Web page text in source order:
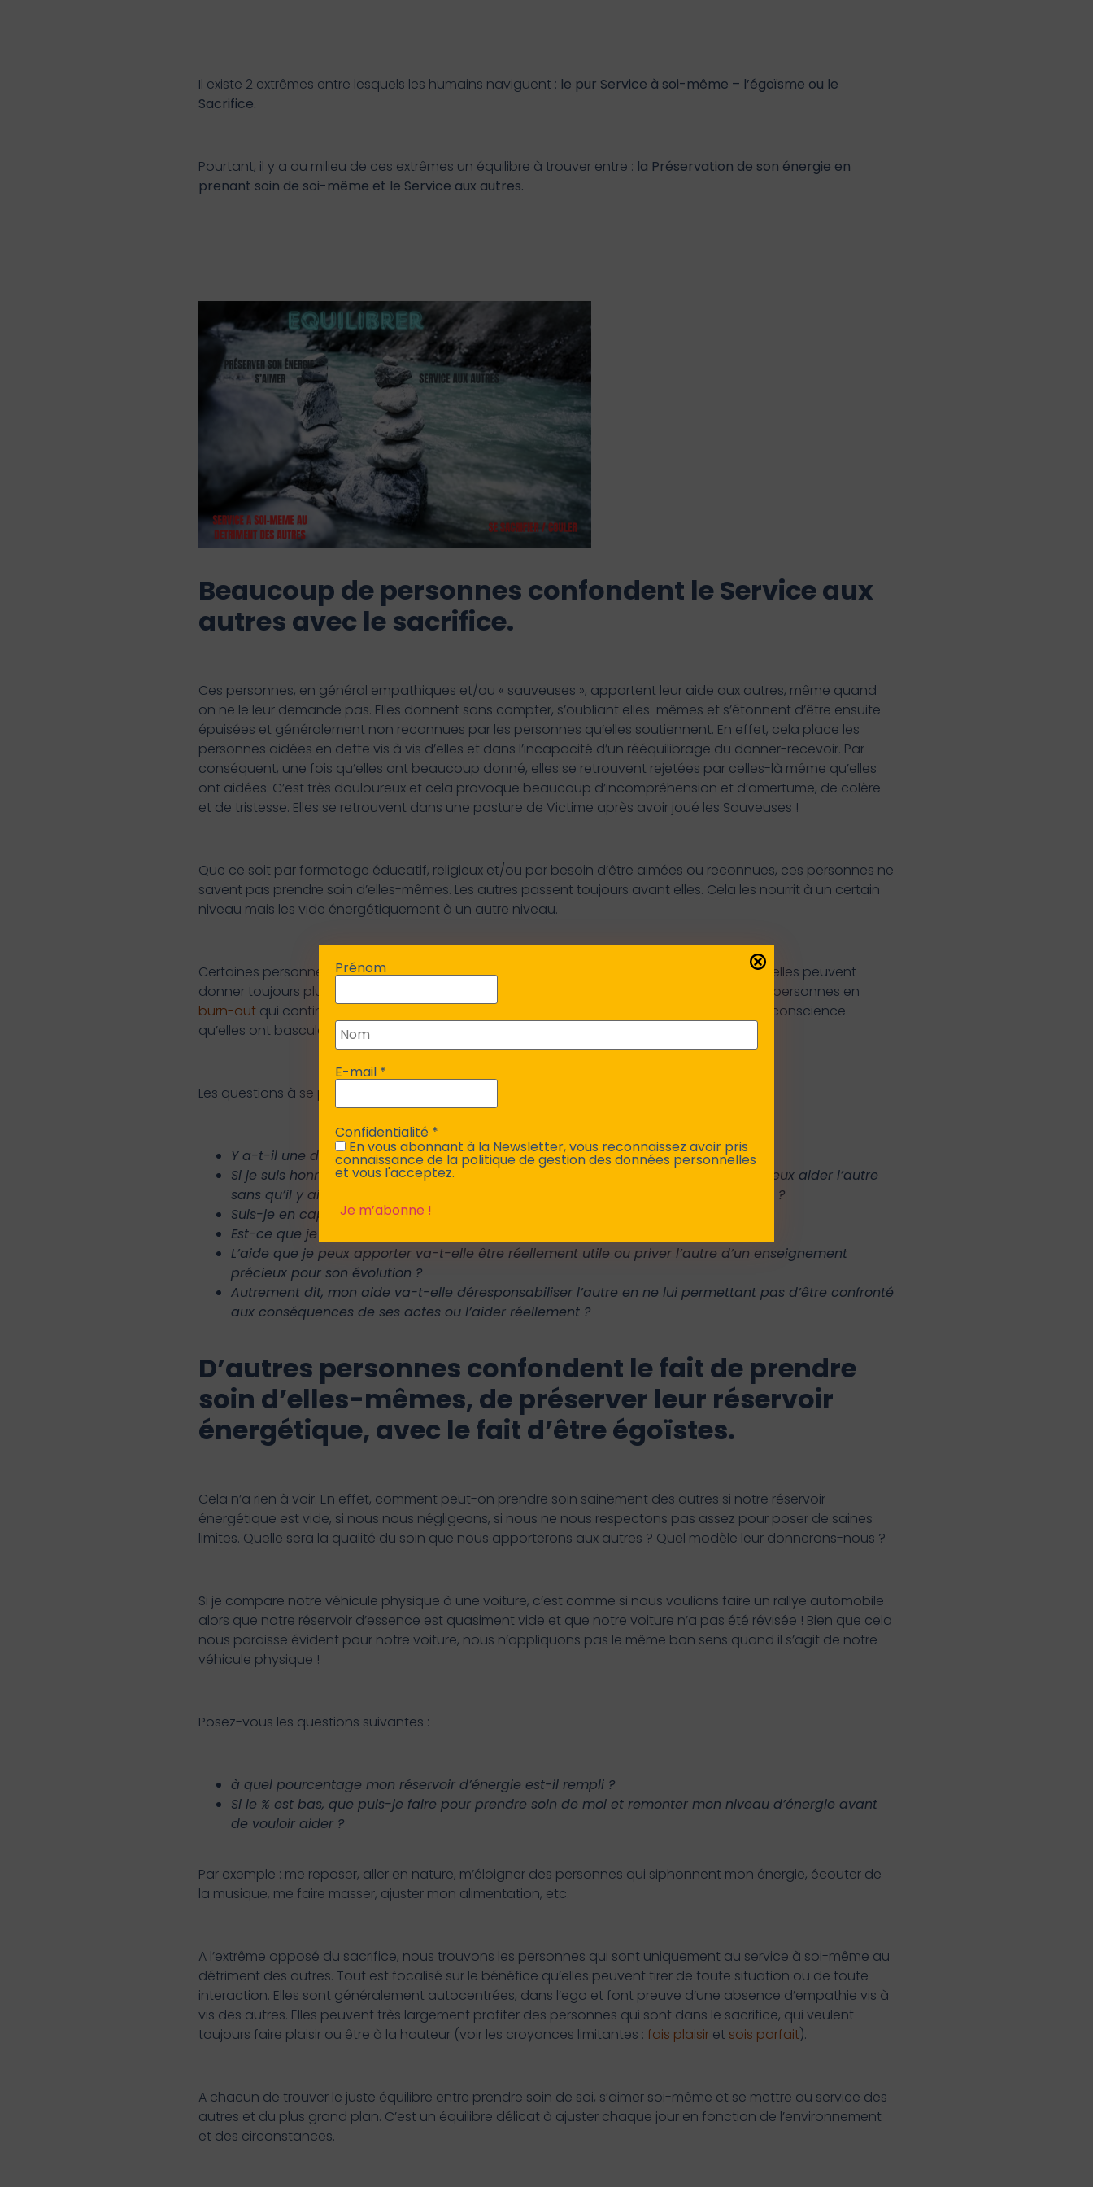
Il existe 2 extrêmes entre lesquels les humains naviguent : le pur Service à soi-même – l’égoïsme ou le
Sacrifice.
Pourtant, il y a au milieu de ces extrêmes un équilibre à trouver entre : la Préservation de son énergie en
prenant soin de soi-même et le Service aux autres.
Beaucoup de personnes confondent le Service aux
autres avec le sacrifice.
Ces personnes, en général empathiques et/ou « sauveuses », apportent leur aide aux autres, même quand
on ne le leur demande pas. Elles donnent sans compter, s’oubliant elles-mêmes et s’étonnent d’être ensuite
épuisées et généralement non reconnues par les personnes qu’elles soutiennent. En effet, cela place les
personnes aidées en dette vis à vis d’elles et dans l’incapacité d’un rééquilibrage du donner-recevoir. Par
conséquent, une fois qu’elles ont beaucoup donné, elles se retrouvent rejetées par celles-là même qu’elles
ont aidées. C’est très douloureux et cela provoque beaucoup d’incompréhension et d’amertume, de colère
et de tristesse. Elles se retrouvent dans une posture de Victime après avoir joué les Sauveuses !
Que ce soit par formatage éducatif, religieux et/ou par besoin d’être aimées ou reconnues, ces personnes ne
savent pas prendre soin d’elles-mêmes. Les autres passent toujours avant elles. Cela les nourrit à un certain
niveau mais les vide énergétiquement à un autre niveau.
Certaines personnes sont d’ailleurs dans le déni de leur capacité énergétique, pensant qu’elles peuvent
donner toujours plus alors que leur réservoir est à sec. C’est la même logique qui anime les personnes en
burn-out qui continuent à donner professionnellement, au delà de leurs limites, sans avoir conscience
qu’elles ont basculé dans une spirale descendante d’épuisement et de dépression.
Les questions à se poser peuvent être :
Y a-t-il une demande explicite d’aide de la part de l’autre ?
Si je suis honnête avec moi-même, quelles sont mes attentes cachées lorsque je veux aider l’autre
sans qu’il y ait de demande ou au détriment de moi-même, donc dans le sacrifice ?
Suis-je en capacité de l’aider sans que cela me nuise ?
Est-ce que je superpose ma volonté sur celle de l’autre en voulant l’aider ?
L’aide que je peux apporter va-t-elle être réellement utile ou priver l’autre d’un enseignement
précieux pour son évolution ?
Autrement dit, mon aide va-t-elle déresponsabiliser l’autre en ne lui permettant pas d’être confronté
aux conséquences de ses actes ou l’aider réellement ?
D’autres personnes confondent le fait de prendre
soin d’elles-mêmes, de préserver leur réservoir
énergétique, avec le fait d’être égoïstes.
Cela n’a rien à voir. En effet, comment peut-on prendre soin sainement des autres si notre réservoir
énergétique est vide, si nous nous négligeons, si nous ne nous respectons pas assez pour poser de saines
limites. Quelle sera la qualité du soin que nous apporterons aux autres ? Quel modèle leur donnerons-nous ?
Si je compare notre véhicule physique à une voiture, c’est comme si nous voulions faire un rallye automobile
alors que notre réservoir d’essence est quasiment vide et que notre voiture n’a pas été révisée ! Bien que cela
nous paraisse évident pour notre voiture, nous n’appliquons pas le même bon sens quand il s’agit de notre
véhicule physique !
Posez-vous les questions suivantes :
à quel pourcentage mon réservoir d’énergie est-il rempli ?
Si le % est bas, que puis-je faire pour prendre soin de moi et remonter mon niveau d’énergie avant
de vouloir aider ?
Par exemple : me reposer, aller en nature, m’éloigner des personnes qui siphonnent mon énergie, écouter de
la musique, me faire masser, ajuster mon alimentation, etc.
A l’extrême opposé du sacrifice, nous trouvons les personnes qui sont uniquement au service à soi-même au
détriment des autres. Tout est focalisé sur le bénéfice qu’elles peuvent tirer de toute situation ou de toute
interaction. Elles sont généralement autocentrées, dans l’ego et font preuve d’une absence d’empathie vis à
vis des autres. Elles peuvent très largement profiter des personnes qui sont dans le sacrifice, qui veulent
toujours faire plaisir ou être à la hauteur (voir les croyances limitantes : fais plaisir et sois parfait).
A chacun de trouver le juste équilibre entre prendre soin de soi, s’aimer soi-même et se mettre au service des
autres et du plus grand plan. C’est un équilibre délicat à ajuster chaque jour en fonction de l’environnement
et des circonstances.
Prénom
E-mail *
Confidentialité *
En vous abonnant à la Newsletter, vous reconnaissez avoir pris
connaissance de la politique de gestion des données personnelles
et vous l'acceptez.